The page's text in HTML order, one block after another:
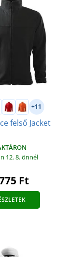
+11
felső Jacket
12. 8.önnél
Ft